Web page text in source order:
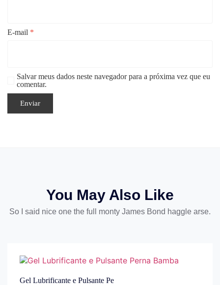
E-mail *
Salvar meus dados neste navegador para a próxima vez que eu
comentar.
You May Also Like
So I said nice one the full monty James Bond haggle arse.
Gel Lubrificante e Pulsante Pe